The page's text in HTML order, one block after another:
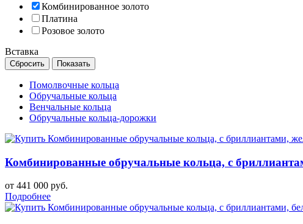
Комбинированное золото
Платина
Розовое золото
Вставка
Помолвочные кольца
Обручальные кольца
Венчальные кольца
Обручальные кольца-дорожки
Комбинированные обручальные кольца, с
от 441 000 руб.
Подробнее